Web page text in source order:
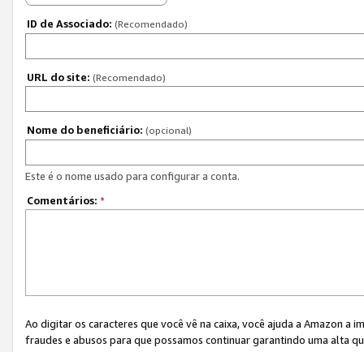
ID de Associado: (Recomendado)
URL do site: (Recomendado)
Nome do beneficiário: (opcional)
Este é o nome usado para configurar a conta.
Comentários: *
Ao digitar os caracteres que você vê na caixa, você ajuda a Amazon
fraudes e abusos para que possamos continuar garantindo uma alta